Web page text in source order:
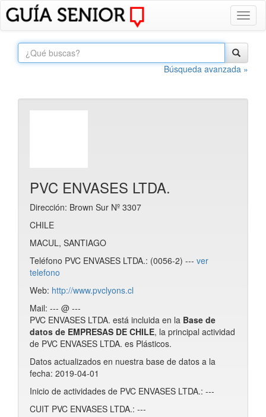
Búsqueda avanzada »
PVC ENVASES LTDA.
Dirección: Brown Sur Nº 3307
CHILE
MACUL, SANTIAGO
Teléfono PVC ENVASES LTDA.: (0056-2) --- ver
telefono
Web: http://www.pvclyons.cl
Mail: --- @ ---
PVC ENVASES LTDA. está incluida en la Base de
datos de EMPRESAS DE CHILE, la principal actividad
de PVC ENVASES LTDA. es Plásticos.
Datos actualizados en nuestra base de datos a la
fecha: 2019-04-01
Inicio de actividades de PVC ENVASES LTDA.: ---
CUIT PVC ENVASES LTDA.: ---